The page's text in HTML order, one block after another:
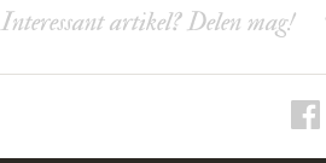
Interessant artikel? Delen mag!